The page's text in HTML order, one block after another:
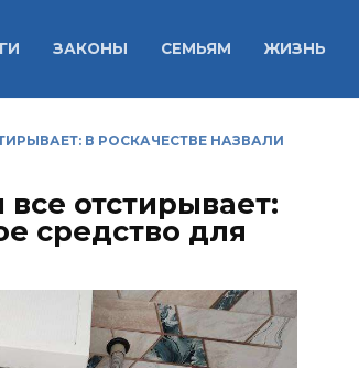
ЗАКОНЫ СЕМЬЯМ ЖИЗНЬ
В РОСКАЧЕСТВЕ НАЗВАЛИ
отстирывает:
средство для